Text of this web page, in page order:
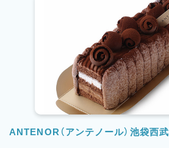
ANTENOR（アンテノール）池袋西